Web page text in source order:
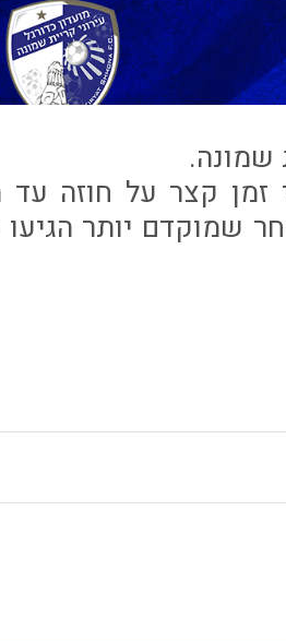
שמונה.
קצר על חוזה עד
שמוקדם יותר הגיעו